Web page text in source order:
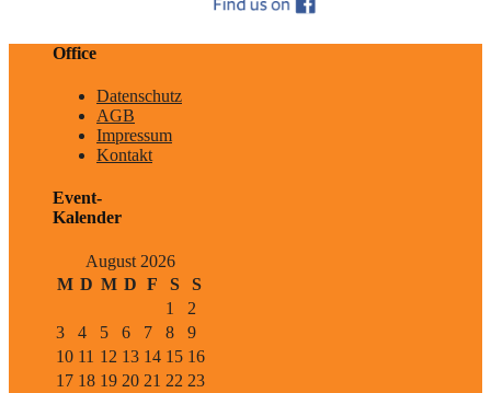
Office
Datenschutz
AGB
Impressum
Kontakt
Event-
Kalender
August 2026
M D M D F S
S
1
2
3
4 5 6 7 8
9
10 11 12 13 14 15 16
17 18 19 20 21 22 23